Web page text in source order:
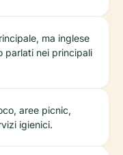
ma inglese
parlati nei principali
aree picnic,
igienici.